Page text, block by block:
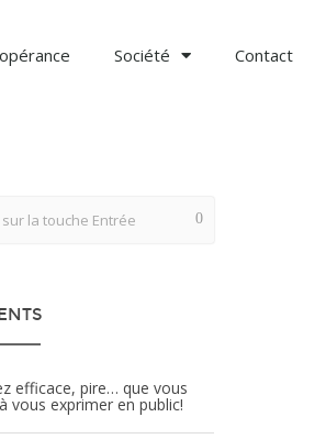
Société Contact
vous exprimer en public!